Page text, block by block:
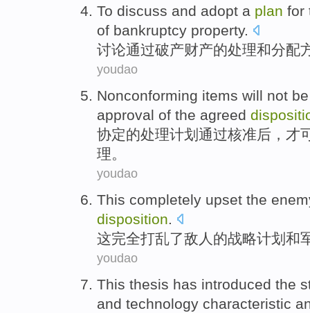
To discuss and adopt a plan for
of bankruptcy property.
讨论通过破产财产的处理和分配
youdao
Nonconforming items will not
approval of the agreed
协定的处理计划 通过核准后 ， 才
理。
youdao
This completely upset the
disposition.
这完全打乱了敌人 的战略计划 和
youdao
This thesis has introduced the
and technology characteristic